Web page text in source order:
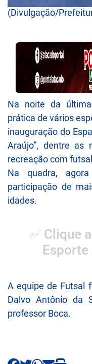
(Divulgação/
Na noite da
prática de vários
inauguração do
Araújo”, dentre as
recreação com
Na quadra,
participação de
idades.
✅ Clique
A equipe de Futsal
Dalvo Antônio da
professor Boca.